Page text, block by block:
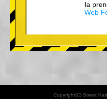
la
Web
Copyright(C) Street